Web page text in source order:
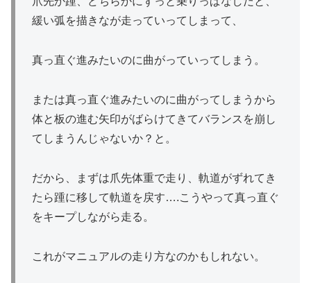
緩い弧を描きなが走っていってしまって、
真っ直ぐ進みたいのに曲がっていってしまう。
または真っ直ぐ進みたいのに曲がってしまうから
体と板の進む矢印がばらけてきてバランスを崩し
てしまうんじゃないか？と。
だから、まずは爪先体重で走り、軌道がずれてき
たら踵に移して軌道を戻す….こうやって真っ直ぐ
をキープしながら走る。
これがマニュアルの走り方なのかもしれない。